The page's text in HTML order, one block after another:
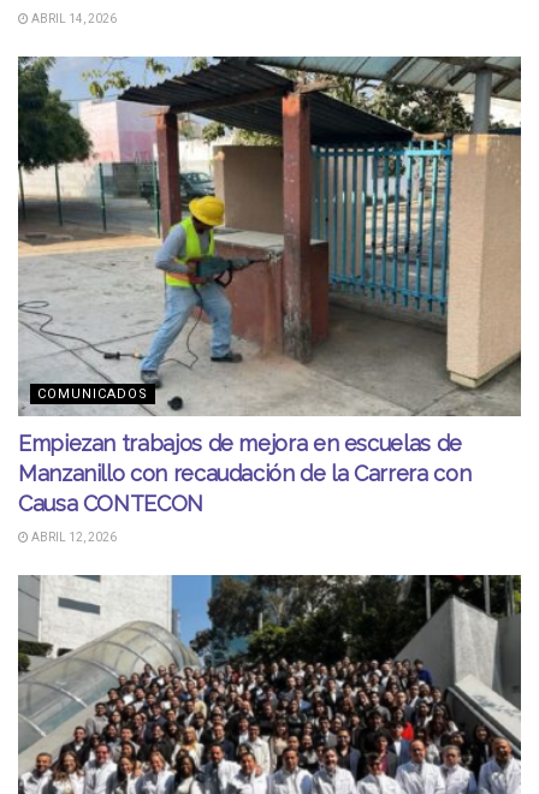
ABRIL 14, 2026
COMUNICADOS
Empiezan trabajos de mejora en escuelas de
Manzanillo con recaudación de la Carrera con
Causa CONTECON
ABRIL 12, 2026